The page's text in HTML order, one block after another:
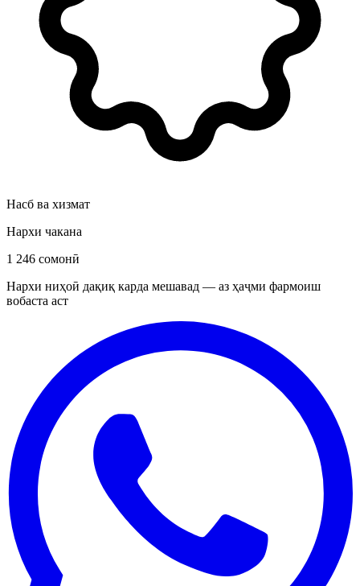
Насб ва хизмат
Нархи чакана
1 246 сомонӣ
Нархи ниҳоӣ дақиқ карда мешавад — аз ҳаҷми фармоиш
вобаста аст